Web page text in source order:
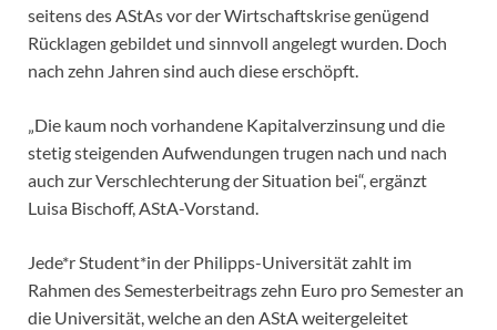
seitens des AStAs vor der Wirtschaftskrise genügend
Rücklagen gebildet und sinnvoll angelegt wurden. Doch
nach zehn Jahren sind auch diese erschöpft.
„Die kaum noch vorhandene Kapitalverzinsung und die
stetig steigenden Aufwendungen trugen nach und nach
auch zur Verschlechterung der Situation bei“, ergänzt
Luisa Bischoff, AStA-Vorstand.
Jede*r Student*in der Philipps-Universität zahlt im
Rahmen des Semesterbeitrags zehn Euro pro Semester an
die Universität, welche an den AStA weitergeleitet